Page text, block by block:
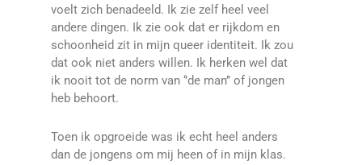
voelt zich benadeeld. Ik zie zelf heel veel
andere dingen. Ik zie ook dat er rijkdom en
schoonheid zit in mijn queer identiteit. Ik zou
dat ook niet anders willen. Ik herken wel dat
ik nooit tot de norm van ‘’de man’’ of jongen
heb behoort.
Toen ik opgroeide was ik echt heel anders
dan de jongens om mij heen of in mijn klas.